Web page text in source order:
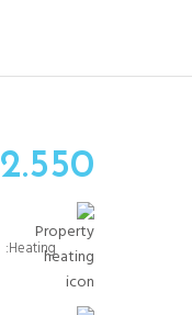
2.550
Heating: